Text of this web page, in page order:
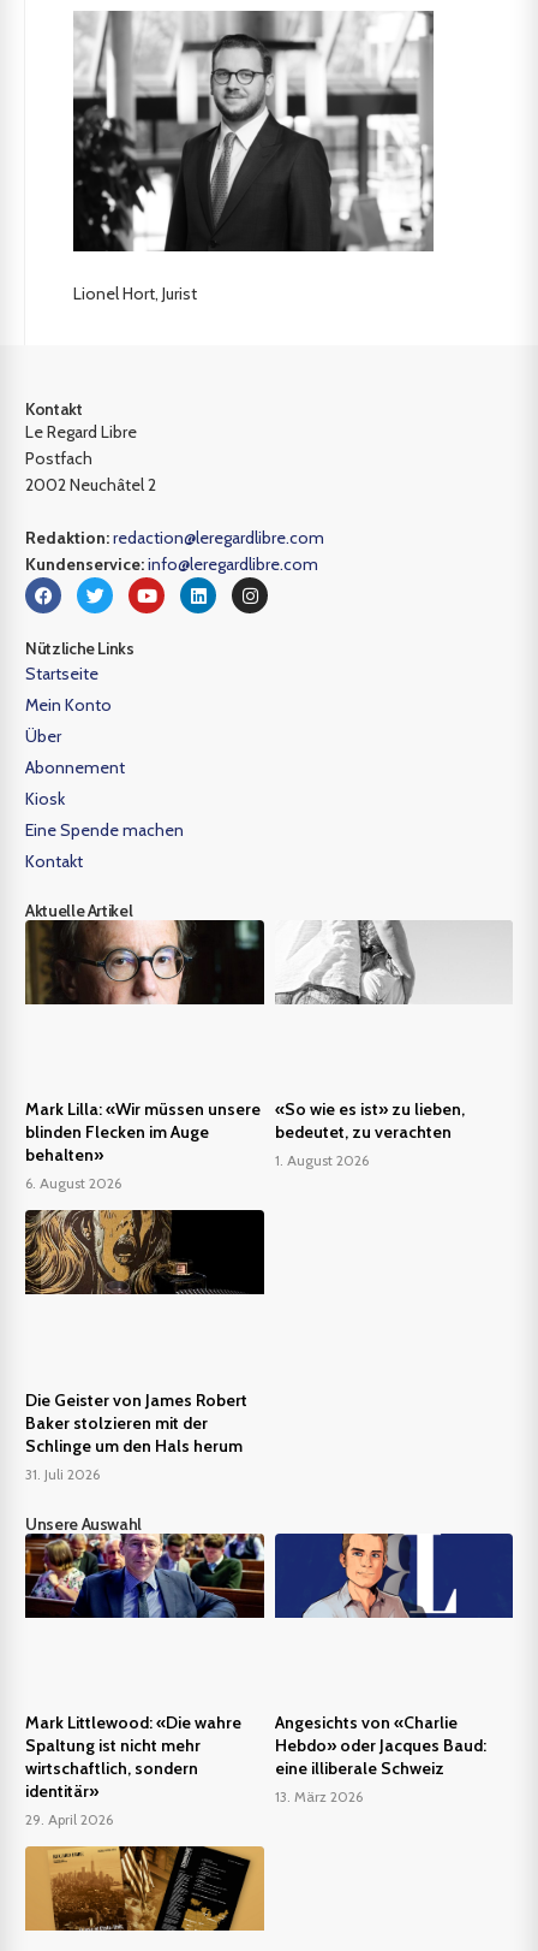
Lionel Hort, Jurist
Kontakt
Le Regard Libre
Postfach
2002 Neuchâtel 2
Redaktion:redaction@leregardlibre.com
Kundenservice:info@leregardlibre.com
Nützliche Links
Startseite
Mein Konto
Über
Abonnement
Kiosk
Eine Spende machen
Kontakt
Aktuelle Artikel
Mark Lilla: «Wir müssen unsere
blinden Flecken im Auge
behalten»
6. August 2026
«So wie es ist» zu lieben,
bedeutet, zu verachten
1. August 2026
Die Geister von James Robert
Baker stolzieren mit der
Schlinge um den Hals herum
31. Juli 2026
Unsere Auswahl
Mark Littlewood: «Die wahre
Spaltung ist nicht mehr
wirtschaftlich, sondern
identitär»
29. April 2026
Angesichts von «Charlie
Hebdo» oder Jacques Baud:
eine illiberale Schweiz
13. März 2026